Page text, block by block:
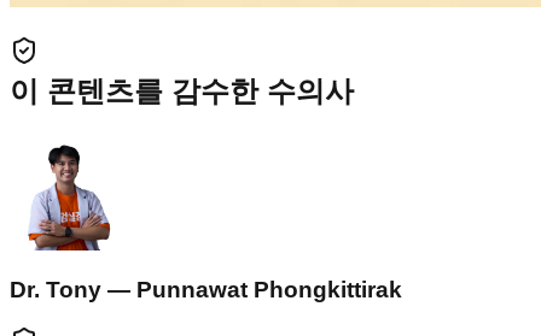
이 콘텐츠를 감수한 수의사
Dr. Tony — Punnawat Phongkittirak